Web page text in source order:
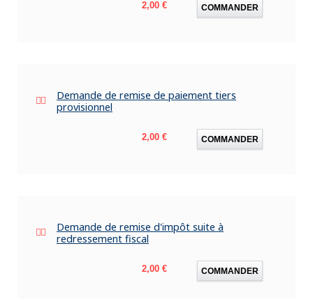
Prix
2,00 € COMMANDER
Demande de remise de paiement tiers
provisionnel
Prix
2,00 € COMMANDER
Demande de remise d'impôt suite à
redressement fiscal
Prix
2,00 € COMMANDER